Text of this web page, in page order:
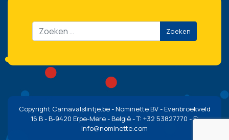
Zoeken
Copyright Carnavalslintje.be - Nominette BV - Evenbroekveld
16 B - B-9420 Erpe-Mere - België - T: +32 53827770 - E:
info@nominette.com